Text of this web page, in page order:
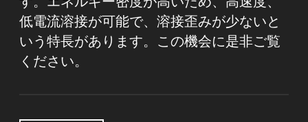
低電流溶接が可能で、溶接歪みが少ないと
いう特長があります。この機会に是非ご覧
ください。